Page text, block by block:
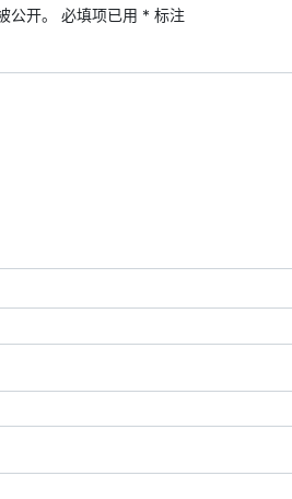
公开。 必填项已用 * 标注